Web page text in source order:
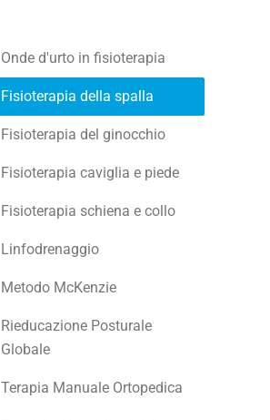
Onde d'urto in fisioterapia
Fisioterapia della spalla
Fisioterapia del ginocchio
Fisioterapia caviglia e piede
Fisioterapia schiena e collo
Linfodrenaggio
Metodo McKenzie
Rieducazione Posturale
Globale
Terapia Manuale Ortopedica